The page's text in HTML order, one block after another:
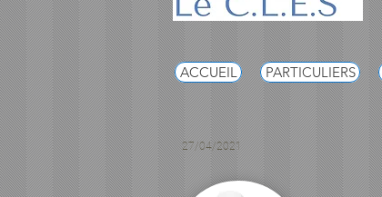
ACCUEIL PARTICULIERS
27/04/2021